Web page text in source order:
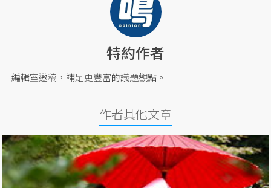
特約作者
編輯室邀稿，補足更豐富的議題觀點。
作者其他文章